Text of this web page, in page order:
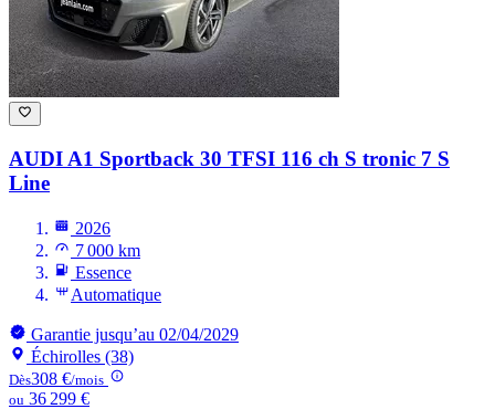
AUDI A1 Sportback 30 TFSI 116 ch S tronic 7 S
Line
2026
7 000 km
Essence
Automatique
Garantie jusqu’au 02/04/2029
Échirolles (38)
Dès308 €/mois
ou 36 299 €